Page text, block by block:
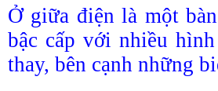
Ở giữa điện là một
bậc cấp với nhiều
thay, bên cạnh những